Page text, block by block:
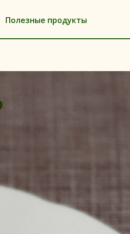
Полезные продукты